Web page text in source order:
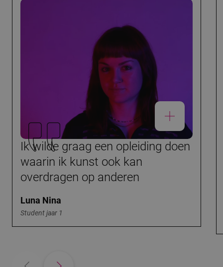
Ik wilde graag een opleiding doen
waarin ik kunst ook kan
overdragen op anderen
Luna Nina
Student jaar 1